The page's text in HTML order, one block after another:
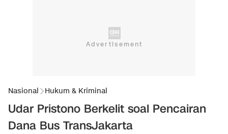
Nasional Hukum & Kriminal
Udar Pristono Berkelit soal Pencairan
Dana Bus TransJakarta